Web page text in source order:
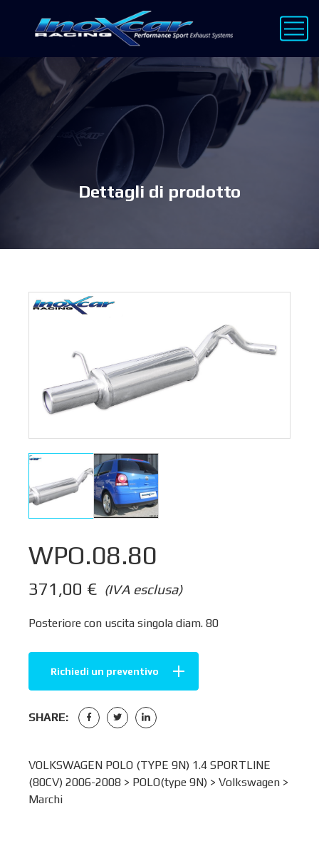
Dettagli di prodotto
WPO.08.80
(IVA esclusa)
371,00 €
Posteriore con uscita singola diam. 80
Richiedi un preventivo
SHARE:
VOLKSWAGEN POLO (TYPE 9N) 1.4 SPORTLINE
(80CV) 2006-2008 > POLO(type 9N) > Volkswagen >
Marchi